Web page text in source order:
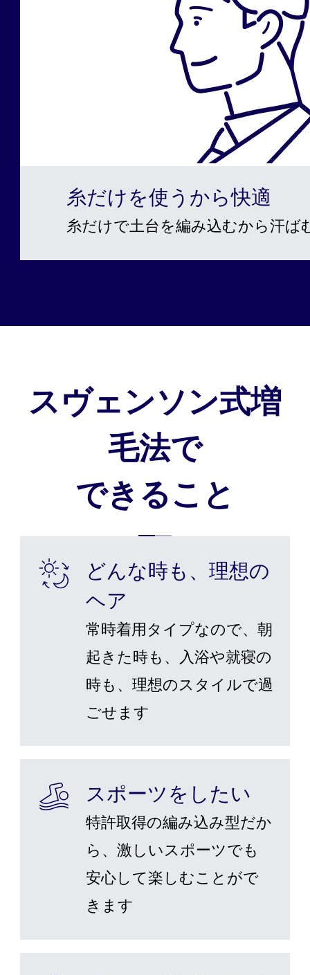
糸だけを使うから快適
糸だけで土台を編み込むから汗
スヴェンソン式増
毛法で
できること
どんな時も、理想の
ヘア
常時着用タイプなので、朝
起きた時も、入浴や就寝の
時も、理想のスタイルで過
ごせます
スポーツをしたい
特許取得の編み込み型だか
ら、激しいスポーツでも
安心して楽しむことがで
きます